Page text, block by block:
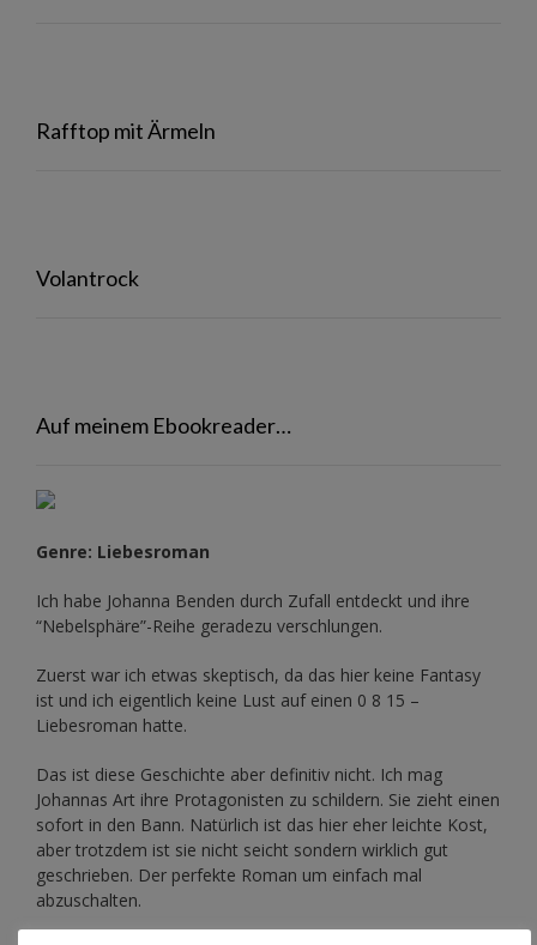
Rafftop mit Ärmeln
Volantrock
Auf meinem Ebookreader…
Genre: Liebesroman
Ich habe Johanna Benden durch Zufall entdeckt und ihre
“Nebelsphäre”-Reihe geradezu verschlungen.
Zuerst war ich etwas skeptisch, da das hier keine Fantasy
ist und ich eigentlich keine Lust auf einen 0 8 15 –
Liebesroman hatte.
Das ist diese Geschichte aber definitiv nicht. Ich mag
Johannas Art ihre Protagonisten zu schildern. Sie zieht einen
sofort in den Bann. Natürlich ist das hier eher leichte Kost,
aber trotzdem ist sie nicht seicht sondern wirklich gut
geschrieben. Der perfekte Roman um einfach mal
abzuschalten.